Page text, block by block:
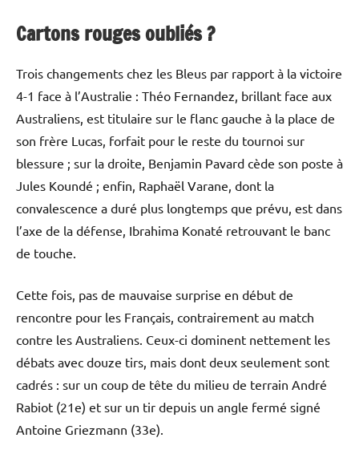
Cartons rouges oubliés ?
Trois changements chez les Bleus par rapport à la victoire
4-1 face à l’Australie : Théo Fernandez, brillant face aux
Australiens, est titulaire sur le flanc gauche à la place de
son frère Lucas, forfait pour le reste du tournoi sur
blessure ; sur la droite, Benjamin Pavard cède son poste à
Jules Koundé ; enfin, Raphaël Varane, dont la
convalescence a duré plus longtemps que prévu, est dans
l’axe de la défense, Ibrahima Konaté retrouvant le banc
de touche.
Cette fois, pas de mauvaise surprise en début de
rencontre pour les Français, contrairement au match
contre les Australiens. Ceux-ci dominent nettement les
débats avec douze tirs, mais dont deux seulement sont
cadrés : sur un coup de tête du milieu de terrain André
Rabiot (21e) et sur un tir depuis un angle fermé signé
Antoine Griezmann (33e).